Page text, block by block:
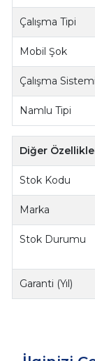
Çalışma Tipi
Mobil Şok
Çalışma Sistemi
Namlu Tipi
Diğer
Stok Kodu
Marka
Stok Durumu
Garanti (Yıl)